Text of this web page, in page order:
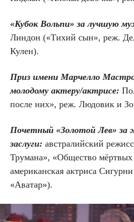
«Кубок Вольпи» за лучшую
Линдон («Тихий сын», реж.
Кулен).
Приз имени Марчелло
молодому актеру/актрисе:
после них», реж. Людовик и
Почетный «Золотой Лев» за
заслуги: австралийский
Трумана», «Общество мёртвых
американская актриса
«Аватар»).